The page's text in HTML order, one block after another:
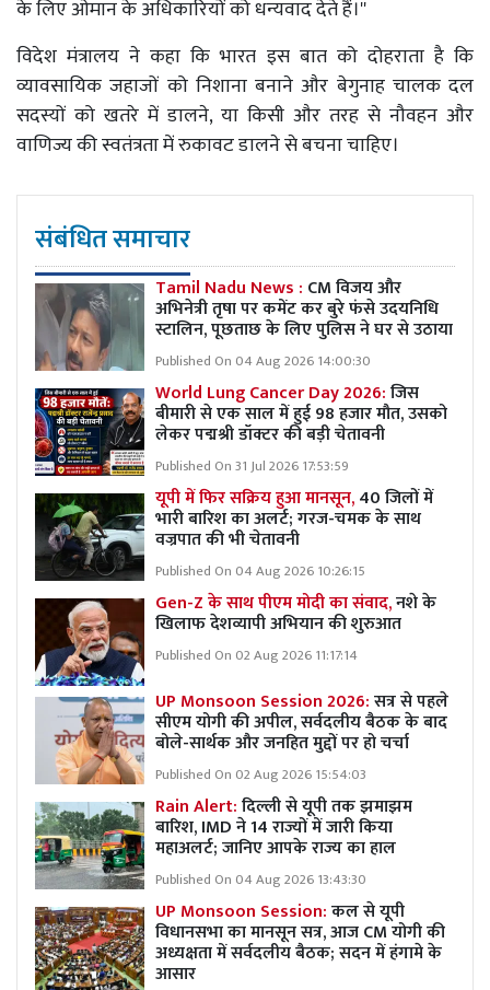
के लिए ओमान के अधिकारियों को धन्यवाद देते हैं।''
विदेश मंत्रालय ने कहा कि भारत इस बात को दोहराता है कि
व्यावसायिक जहाजों को निशाना बनाने और बेगुनाह चालक दल
सदस्यों को खतरे में डालने, या किसी और तरह से नौवहन और
वाणिज्य की स्वतंत्रता में रुकावट डालने से बचना चाहिए।
संबंधित समाचार
Tamil Nadu News : CM विजय और
अभिनेत्री तृषा पर कमेंट कर बुरे फंसे उदयनिधि
स्टालिन, पूछताछ के लिए पुलिस ने घर से उठाया
Published On 04 Aug 2026 14:00:30
World Lung Cancer Day 2026:जिस
बीमारी से एक साल में हुई 98 हजार मौत, उसको
लेकर पद्मश्री डॉक्टर की बड़ी चेतावनी
Published On 31 Jul 2026 17:53:59
यूपी में फिर सक्रिय हुआ मानसून,40 जिलों में
भारी बारिश का अलर्ट; गरज-चमक के साथ
वज्रपात की भी चेतावनी
Published On 04 Aug 2026 10:26:15
Gen-Z के साथ पीएम मोदी का संवाद,नशे के
खिलाफ देशव्यापी अभियान की शुरुआत
Published On 02 Aug 2026 11:17:14
UP Monsoon Session 2026:सत्र से पहले
सीएम योगी की अपील, सर्वदलीय बैठक के बाद
बोले-सार्थक और जनहित मुद्दों पर हो चर्चा
Published On 02 Aug 2026 15:54:03
Rain Alert:दिल्ली से यूपी तक झमाझम
बारिश, IMD ने 14 राज्यों में जारी किया
महाअलर्ट; जानिए आपके राज्य का हाल
Published On 04 Aug 2026 13:43:30
UP Monsoon Session:कल से यूपी
विधानसभा का मानसून सत्र, आज CM योगी की
अध्यक्षता में सर्वदलीय बैठक; सदन में हंगामे के
आसार